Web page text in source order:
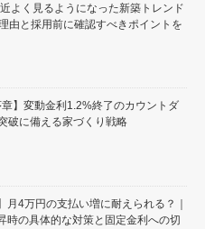
よく見るようになった新築トレンド
由と採用前に確認すべきポイントを
章】変動金利1.2%終了のカウントダ
破に備える家づくり戦略
月4万円の支払い増に耐えられる？｜
時の具体的な対策と固定金利への切